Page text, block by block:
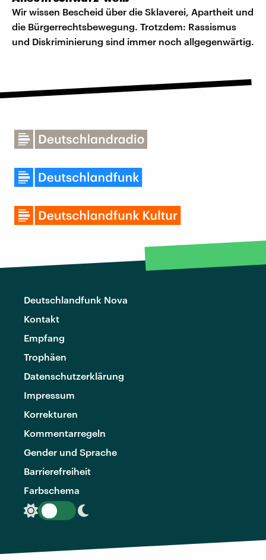
Wir wissen Bescheid über die Sklaverei, Apartheit und
die Bürgerrechtsbewegung. Trotzdem: Rassismus
und Diskriminierung sind immer noch allgegenwärtig.
Deutschlandfunk Nova
Kontakt
Empfang
Trophäen
Datenschutzerklärung
Impressum
Korrekturen
Kommentarregeln
Gender und Sprache
Barrierefreiheit
Farbschema